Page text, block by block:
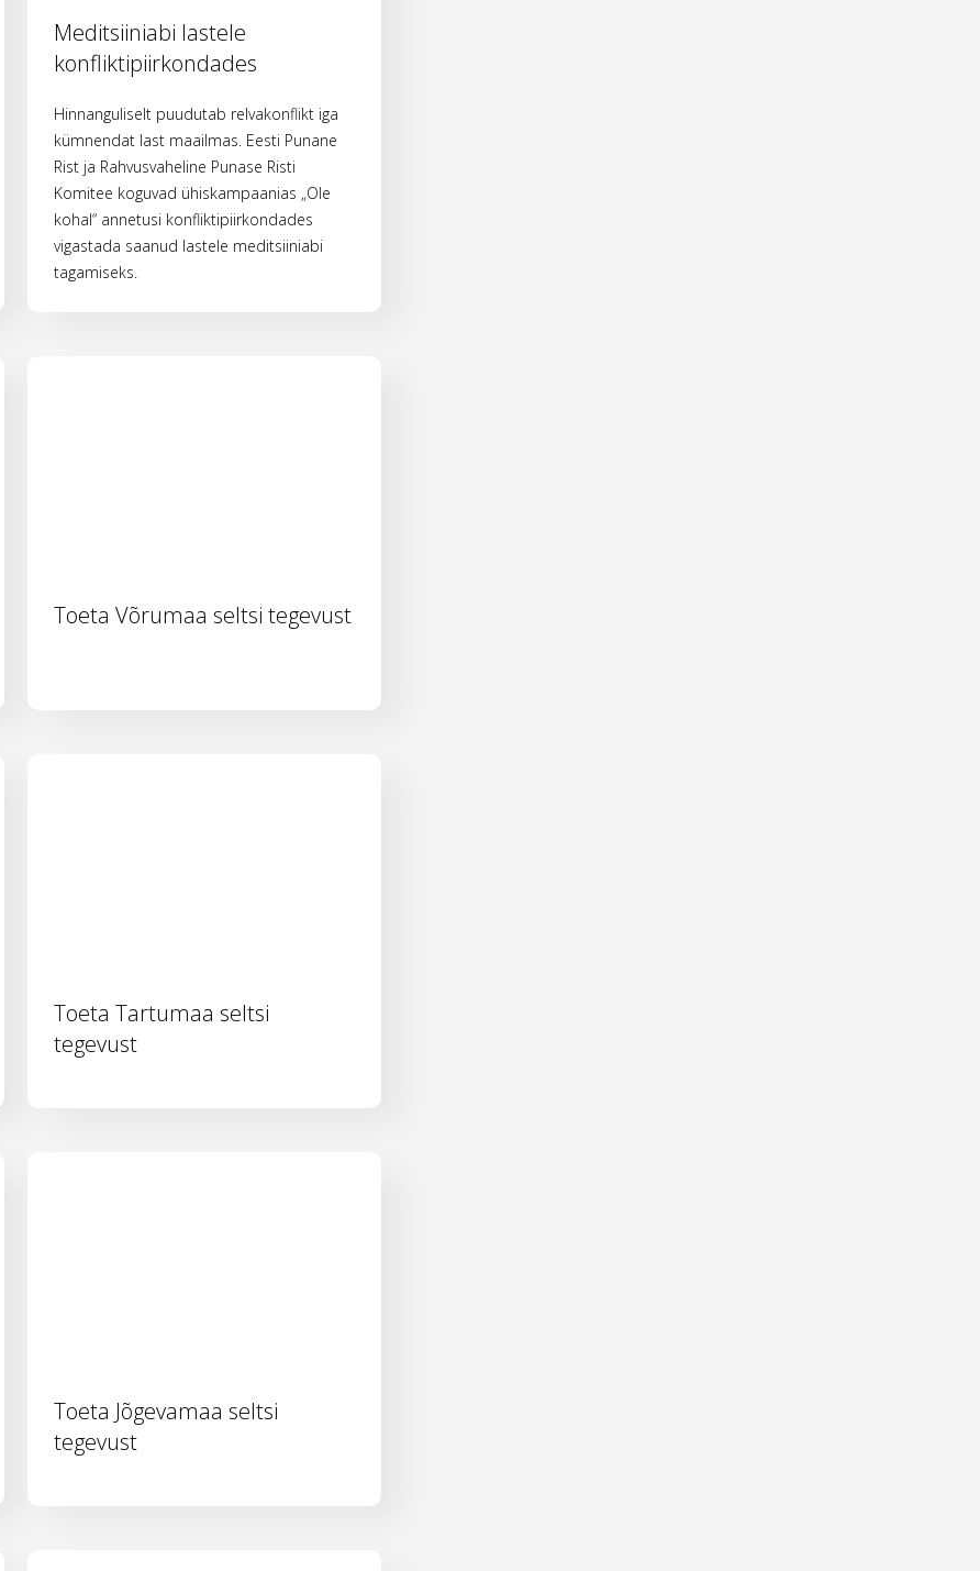
Meditsiiniabi lastele
konfliktipiirkondades
Hinnanguliselt puudutab relvakonflikt iga
kümnendat last maailmas. Eesti Punane
Rist ja Rahvusvaheline Punase Risti
Komitee koguvad ühiskampaanias „Ole
kohal“ annetusi konfliktipiirkondades
vigastada saanud lastele meditsiiniabi
tagamiseks.
Toeta Võrumaa seltsi tegevust
Toeta Tartumaa seltsi
tegevust
Toeta Jõgevamaa seltsi
tegevust